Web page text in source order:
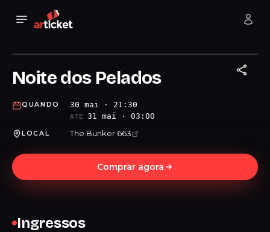
Noite dos Pelados
QUANDO 30 mai · 21:30
ATÉ 31 mai · 03:00
LOCAL The Bunker 663
Comprar agora
Ingressos